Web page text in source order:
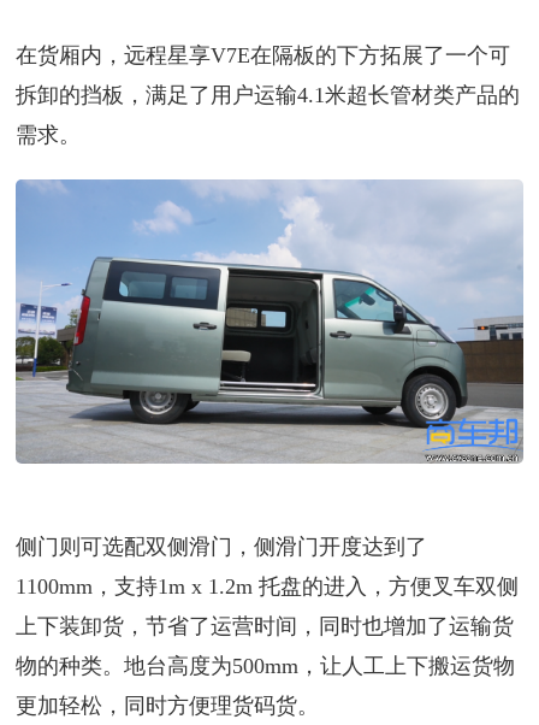
在货厢内，远程星享V7E在隔板的下方拓展了一个可
拆卸的挡板，满足了用户运输4.1米超长管材类产品的
需求。
侧门则可选配双侧滑门，侧滑门开度达到了
1100mm，支持1m x 1.2m 托盘的进入，方便叉车双侧
上下装卸货，节省了运营时间，同时也增加了运输货
物的种类。地台高度为500mm，让人工上下搬运货物
更加轻松，同时方便理货码货。